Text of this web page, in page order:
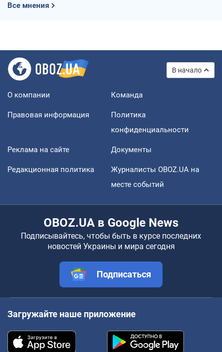
Все мнения
В начало
О компании Команда
Правовая информация
Политика
конфиденциальности
Реклама на сайте Документы
Редакционная политика
Журналисты OBOZ.UA на
месте событий
OBOZ.UA в Google News
Подписывайтесь, чтобы быть в курсе последних
новостей Украины и мира сегодня
Подписаться
Загружайте наше приложение